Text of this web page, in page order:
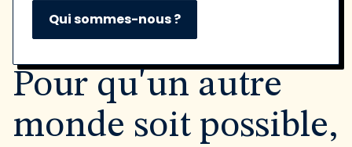
Qui sommes-nous ?
Pour qu'un autre
monde soit possible,